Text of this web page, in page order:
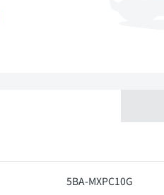
5BA-MXPC10G